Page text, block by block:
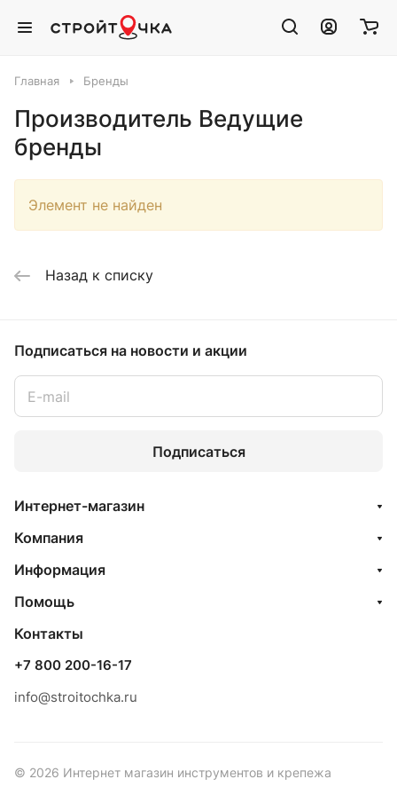
Главная Бренды
Производитель Ведущие
бренды
Элемент не найден
Назад к списку
Подписаться на новости и акции
Подписаться
Интернет-магазин
Компания
Информация
Помощь
Контакты
+7 800 200-16-17
info@stroitochka.ru
© 2026 Интернет магазин инструментов и крепежа